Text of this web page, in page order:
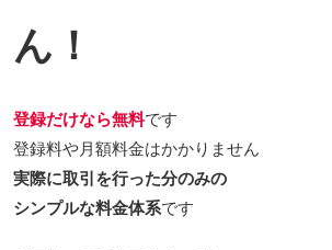
ん！
登録だけなら無料です
登録料や月額料金はかかりません
実際に取引を行った分のみの
シンプルな料金体系です